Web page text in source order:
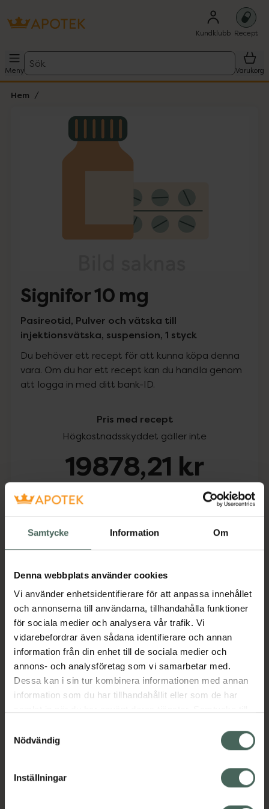
Samtycke Information Om
Denna webbplats använder cookies
Vi använder enhetsidentifierare för att anpassa innehållet
och annonserna till användarna, tillhandahålla funktioner
för sociala medier och analysera vår trafik. Vi
vidarebefordrar även sådana identifierare och annan
information från din enhet till de sociala medier och
annons- och analysföretag som vi samarbetar med.
Dessa kan i sin tur kombinera informationen med annan
information som du har tillhandahållit eller som de har
återkalla ditt samtycke via webbplatsens
cookieinställningar. Ett återkallat samtycke påverkar inte
lagligheten av behandling som skett innan återkallelsen.
Nödvändig
Inställningar
Kundklubb Recept
Meny
Sök
Varukorg
Hem
Lista: . Innehåller 1 objekt.
Signifor 10 mg
Pasireotid, Pulver och vätska till
injektionsvätska, suspension, 1 styck
Du behöver ett recept för att kunna köpa denna
vara. Om du har ett recept kan du handla genom
att logga in med ditt bank-ID.
Pris med recept
Högkostnadsskyddet gäller inte
19878,21 kr
Köp via ditt recept
Beskrivning Dölj
Läs alltid bipacksedeln innan
användning.
EAN:03663502002384
Visa